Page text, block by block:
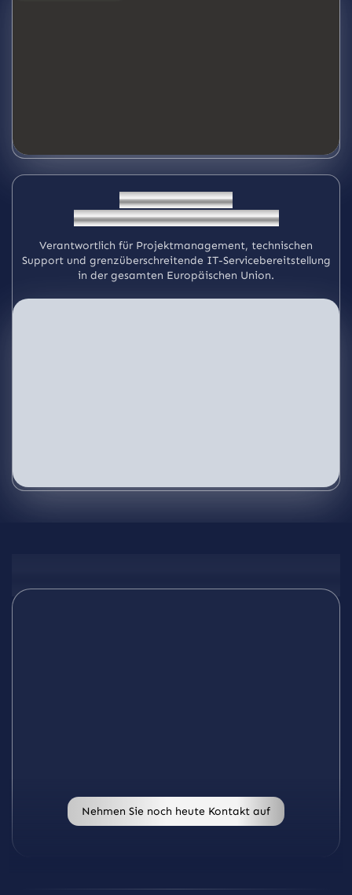
Betriebszentrum
(EU-Service-Hub - Niederlande)
Verantwortlich für Projektmanagement, technischen
Support und grenzüberschreitende IT-Servicebereitstellung
in der gesamten Europäischen Union.
Kontakt
Nehmen Sie noch heute Kontakt auf